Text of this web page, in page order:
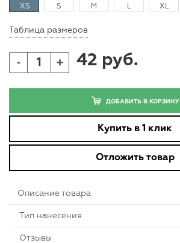
XS S M L XL
Таблица размеров
- + 42 руб.
ДОБАВИТЬ В КОРЗИНУ
Купить в 1 клик
Отложить товар
Описание товара
Тип нанесения
Отзывы